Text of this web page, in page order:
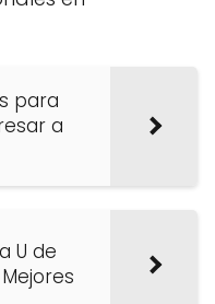
para
a
U de